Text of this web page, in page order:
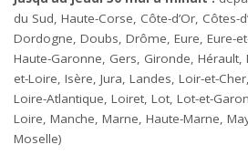
du Sud, Haute-Corse, Côte-d’Or, Côtes-
Dordogne, Doubs, Drôme, Eure, Eure-
Haute-Garonne, Gers, Gironde, Hérault,
et-Loire, Isère, Jura, Landes, Loir-et-
Loire-Atlantique, Loiret, Lot, Lot-et-
Loire, Manche, Marne, Haute-Marne,
Moselle)